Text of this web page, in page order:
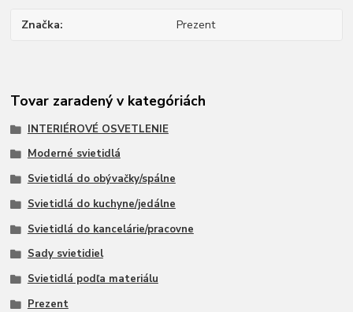
Značka Prezent
Tovar zaradený v kategóriách
INTERIÉROVÉ OSVETLENIE
Moderné svietidlá
Svietidlá do obývačky/spálne
Svietidlá do kuchyne/jedálne
Svietidlá do kancelárie/pracovne
Sady svietidiel
Svietidlá podľa materiálu
Prezent